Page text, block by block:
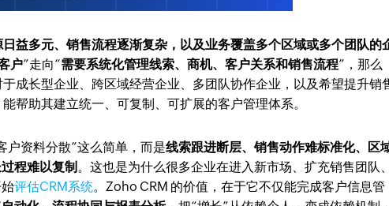
益多元、销售流程逐渐复杂，以及业务覆盖多个区域或多个团队的
户”走向“需要系统化管理线索、商机、客户关系和销售流程”，那么
成长型企业、跨区域经营企业、多团队协作企业，以及希望提升销
帮助其建立统一、可复制、可扩展的客户管理体系。
户资料分散”这么简单，而是线索跟进断层、销售动作难标准化、区
程难以复制 。这也是为什么很多企业在进入新市场、扩充销售团队
评估CRM系统。Zoho CRM 的价值，在于它不仅能完成客户信息管